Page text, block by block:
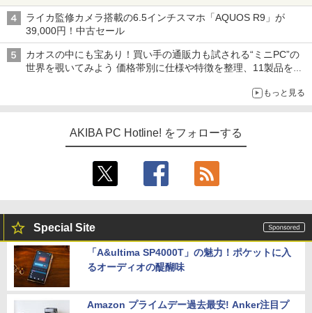
型モニターが9,801円、暑さ指数連動セール ほか
ライカ監修カメラ搭載の6.5インチスマホ「AQUOS R9」が
39,000円！中古セール
カオスの中にも宝あり！買い手の通販力も試される“ミニPC”の
世界を覗いてみよう 価格帯別に仕様や特徴を整理、11製品をピ
もっと見る
AKIBA PC Hotline! をフォローする
Special Site
「A&ultima SP4000T」の魅力！ポケットに入
るオーディオの醍醐味
Amazon プライムデー過去最安! Anker注目プ